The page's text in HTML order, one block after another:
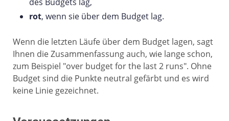
rot, wenn sie über dem Budget lag.
Wenn die letzten Läufe über dem Budget lagen, sagt
Ihnen die Zusammenfassung auch, wie lange schon,
zum Beispiel "over budget for the last 2 runs". Ohne
Budget sind die Punkte neutral gefärbt und es wird
keine Linie gezeichnet.